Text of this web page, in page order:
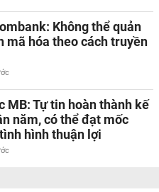
Không thể quản
mã hóa theo cách truyền
MB: Tự tin hoàn thành kế
năm, có thể đạt mốc
hình thuận lợi